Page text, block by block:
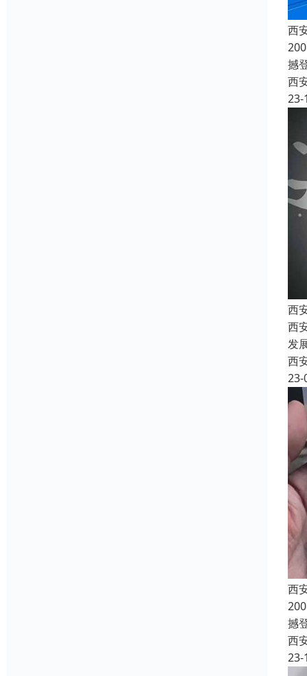
西
撼
西
23-
西
西
发
西
23-
西
撼
西
23-